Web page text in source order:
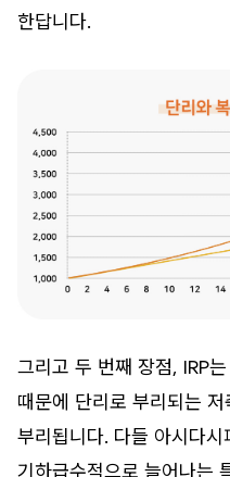
한답니다.
그리고 두 번째 장점, IRP
때문에 단리로 부리되는
부리됩니다. 다들 아시다
기하급수적으로 늘어나는